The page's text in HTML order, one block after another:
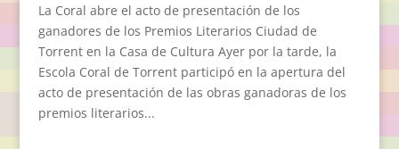
La Coral abre el acto de presentación de los
ganadores de los Premios Literarios Ciudad de
Torrent en la Casa de Cultura Ayer por la tarde, la
Escola Coral de Torrent participó en la apertura del
acto de presentación de las obras ganadoras de los
premios literarios...